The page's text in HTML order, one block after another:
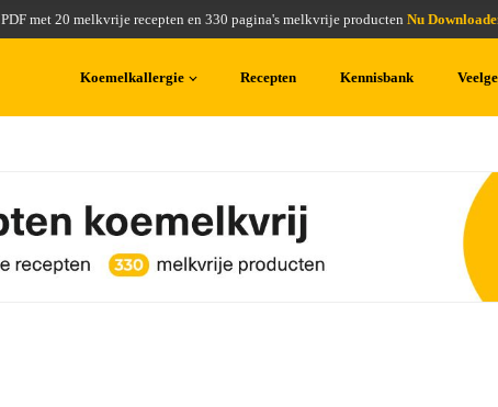
PDF met 20 melkvrije recepten en 330 pagina's melkvrije producten Nu
Koemelkallergie Recepten Kennisbank